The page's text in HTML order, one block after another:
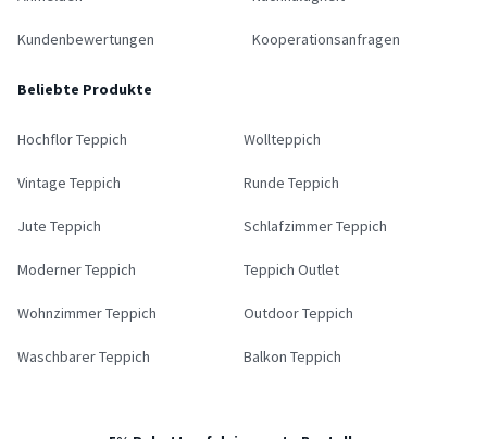
Kundenbewertungen Kooperationsanfragen
Beliebte Produkte
Hochflor Teppich Wollteppich
Vintage Teppich Runde Teppich
Jute Teppich Schlafzimmer Teppich
Moderner Teppich Teppich Outlet
Wohnzimmer Teppich Outdoor Teppich
Waschbarer Teppich Balkon Teppich